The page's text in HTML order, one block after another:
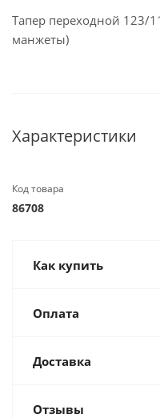
Тапер переходной 123/
манжеты)
Характеристики
Код товара
86708
Как купить
Оплата
Доставка
Отзывы